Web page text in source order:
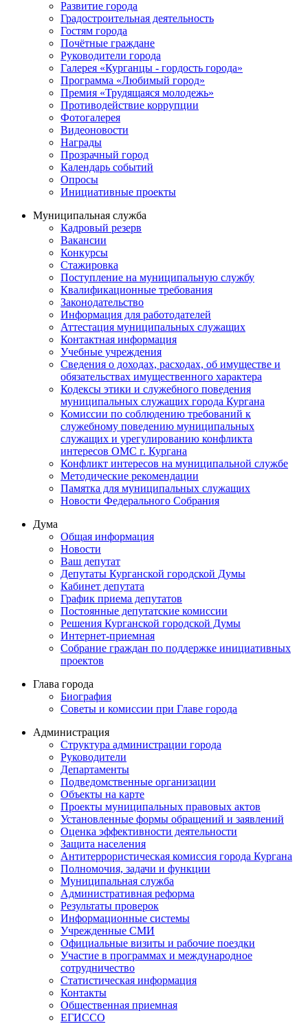
Развитие города
Градостроительная деятельность
Гостям города
Почётные граждане
Руководители города
Галерея «Курганцы - гордость города»
Программа «Любимый город»
Премия «Трудящаяся молодежь»
Противодействие коррупции
Фотогалерея
Видеоновости
Награды
Прозрачный город
Календарь событий
Опросы
Инициативные проекты
Муниципальная служба
Кадровый резерв
Вакансии
Конкурсы
Стажировка
Поступление на муниципальную службу
Квалификационные требования
Законодательство
Информация для работодателей
Аттестация муниципальных служащих
Контактная информация
Учебные учреждения
Сведения о доходах, расходах, об имуществе и
обязательствах имущественного характера
Кодексы этики и служебного поведения
муниципальных служащих города Кургана
Комиссии по соблюдению требований к
служебному поведению муниципальных
служащих и урегулированию конфликта
интересов ОМС г. Кургана
Конфликт интересов на муниципальной службе
Методические рекомендации
Памятка для муниципальных служащих
Новости Федерального Cобрания
Дума
Общая информация
Новости
Ваш депутат
Депутаты Курганской городской Думы
Кабинет депутата
График приема депутатов
Постоянные депутатские комиссии
Решения Курганской городской Думы
Интернет-приемная
Собрание граждан по поддержке инициативных
проектов
Глава города
Биография
Советы и комиссии при Главе города
Администрация
Структура администрации города
Руководители
Департаменты
Подведомственные организации
Объекты на карте
Проекты муниципальных правовых актов
Установленные формы обращений и заявлений
Оценка эффективности деятельности
Защита населения
Антитеррористическая комиссия города Кургана
Полномочия, задачи и функции
Муниципальная служба
Административная реформа
Результаты проверок
Информационные системы
Учрежденные СМИ
Официальные визиты и рабочие поездки
Участие в программах и международное
сотрудничество
Статистическая информация
Контакты
Общественная приемная
ЕГИССО